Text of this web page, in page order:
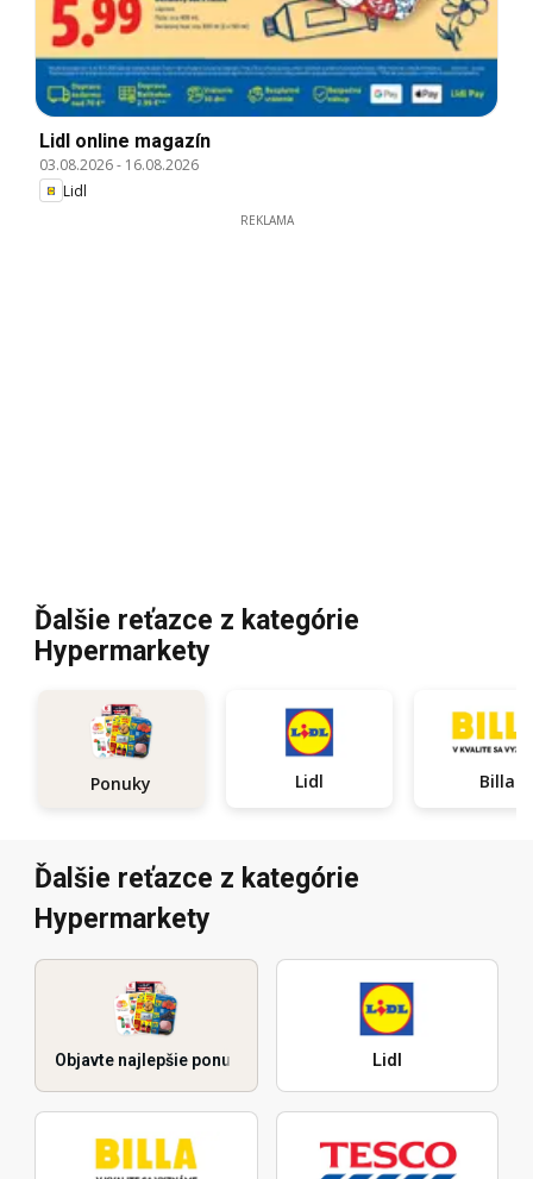
Lidl online magazín
03.08.2026- 16.08.2026
Lidl
REKLAMA
Ďalšie reťazce z kategórie
Hypermarkety
Ponuky Lidl Billa
Ďalšie reťazce z kategórie
Hypermarkety
Objavte najlepšie ponuky Lidl